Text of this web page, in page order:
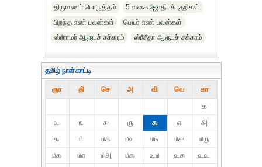
திருமணப் பொருத்தம்
5 வகை ஜோதிடக் குறிகள்
பிறந்த எண் பலன்கள்
பெயர் எண் பலன்கள்
ஸ்ரீராமர் ஆரூடச் சக்கரம்
ஸ்ரீசீதா ஆரூடச் சக்கரம்
தமிழ் நாள்காட்டி
ஞா தி் செ அ வி வெ கா
௧
௨
௩ ௪ ௫ ௬ ௭
௮
௯
௰ ௰௧ ௰௨ ௰௩ ௰௪
௰௫
௰௬
௰௭ ௰௮ ௰௯ ௨௰ ௨௧
௨௨